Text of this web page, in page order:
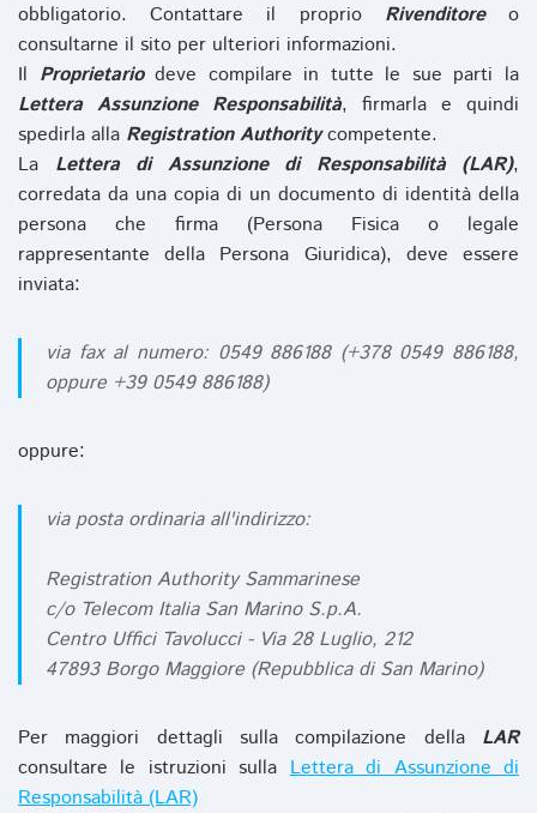
obbligatorio. Contattare il proprio Rivenditoreo
consultarne il sito per ulteriori informazioni.
Il Proprietariodeve compilare in tutte le sue parti la
Lettera Assunzione Responsabilità, firmarla e quindi
spedirla alla Registration Authoritycompetente.
La Lettera di Assunzione di Responsabilità (LAR),
corredata da una copia di un documento di identità della
persona che firma (Persona Fisica o legale
rappresentante della Persona Giuridica), deve essere
inviata:
via fax al numero: 0549 886188 (+378 0549 886188,
oppure +39 0549 886188)
oppure:
via posta ordinaria all'indirizzo:
Registration Authority Sammarinese
c/o Telecom Italia San Marino S.p.A.
Centro Uffici Tavolucci - Via 28 Luglio, 212
47893 Borgo Maggiore (Repubblica di San Marino)
Per maggiori dettagli sulla compilazione della LAR
consultare le istruzioni sullaLettera di Assunzione di
Responsabilità (LAR)